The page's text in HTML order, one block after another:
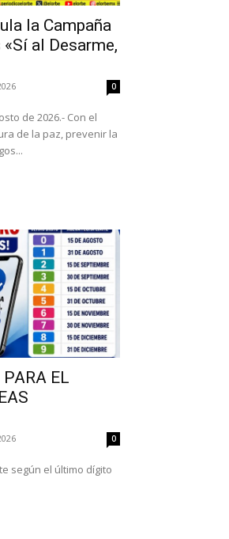
la Campaña
al Desarme,
0
de 2026.- Con el
de la paz, prevenir la
EL
0
según el último dígito